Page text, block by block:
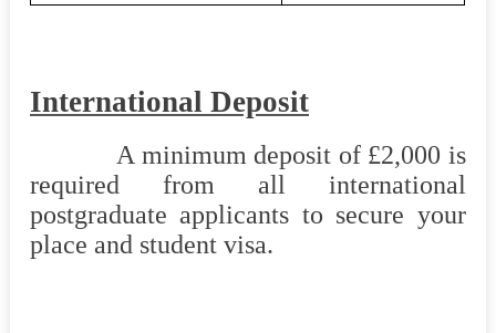
International Deposit
A minimum deposit of £2,000 is
required from all international
postgraduate applicants to secure your
place and student visa.